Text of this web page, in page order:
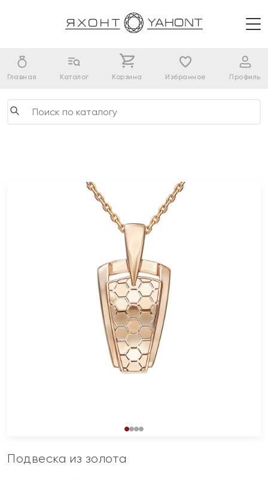
Главная Каталог Корзина Избранное Профиль
Подвеска из золота